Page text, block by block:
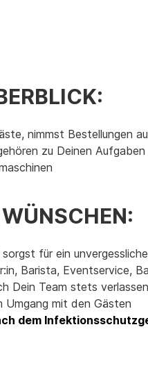
nimmst Bestellungen
zu Deinen Aufgaben
für ein
Barista, Eventservice,
Dein Team stets verlassen
Umgang mit den Gästen
dem